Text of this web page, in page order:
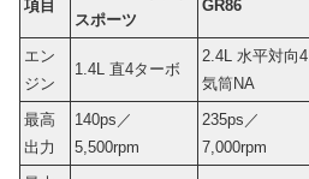
項目
スポーツ
GR86
エン
ジン
1.4L 直4ターボ
2.4L 水平対向4
気筒NA
最高
出力
140ps／
5,500rpm
235ps／
7,000rpm